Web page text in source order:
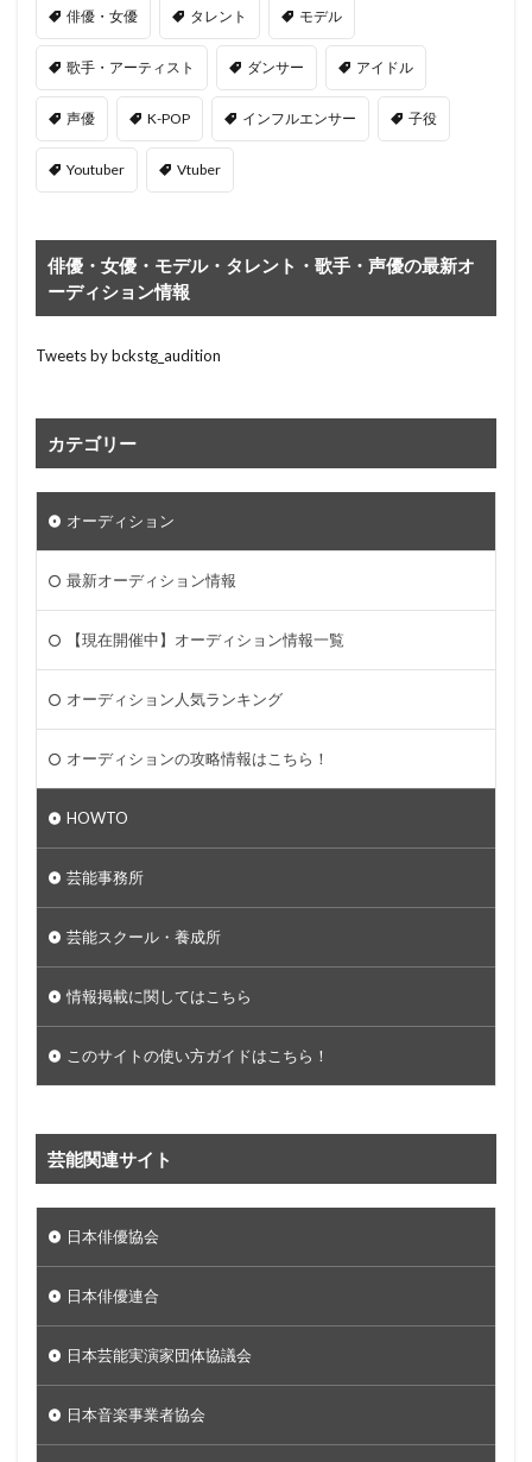
俳優・女優 タレント モデル
歌手・アーティスト ダンサー アイドル
声優 K-POP インフルエンサー 子役
Youtuber Vtuber
俳優・女優・モデル・タレント・歌手・声優の最新オ
ーディション情報
Tweets by bckstg_audition
カテゴリー
オーディション
最新オーディション情報
【現在開催中】オーディション情報一覧
オーディション人気ランキング
オーディションの攻略情報はこちら！
HOWTO
芸能事務所
芸能スクール・養成所
情報掲載に関してはこちら
このサイトの使い方ガイドはこちら！
芸能関連サイト
日本俳優協会
日本俳優連合
日本芸能実演家団体協議会
日本音楽事業者協会